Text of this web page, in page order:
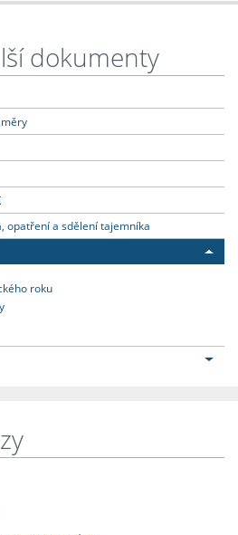
dokumenty
opatření a sdělení tajemníka
roku